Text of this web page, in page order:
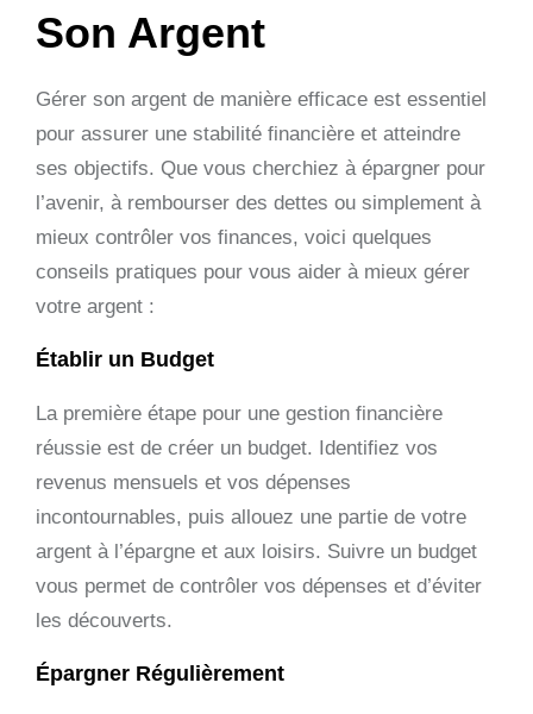
Son Argent
Gérer son argent de manière efficace est essentiel
pour assurer une stabilité financière et atteindre
ses objectifs. Que vous cherchiez à épargner pour
l’avenir, à rembourser des dettes ou simplement à
mieux contrôler vos finances, voici quelques
conseils pratiques pour vous aider à mieux gérer
votre argent :
Établir un Budget
La première étape pour une gestion financière
réussie est de créer un budget. Identifiez vos
revenus mensuels et vos dépenses
incontournables, puis allouez une partie de votre
argent à l’épargne et aux loisirs. Suivre un budget
vous permet de contrôler vos dépenses et d’éviter
les découverts.
Épargner Régulièrement